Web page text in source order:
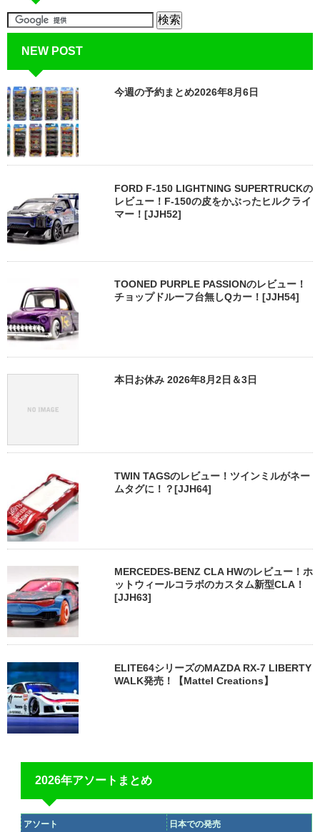
NEW POST
今週の予約まとめ2026年8月6日
FORD F-150 LIGHTNING SUPERTRUCKの
レビュー！F-150の皮をかぶったヒルクライ
マー！[JJH52]
TOONED PURPLE PASSIONのレビュー！
チョップドルーフ台無しQカー！[JJH54]
本日お休み 2026年8月2日＆3日
TWIN TAGSのレビュー！ツインミルがネー
ムタグに！？[JJH64]
MERCEDES-BENZ CLA HWのレビュー！ホ
ットウィールコラボのカスタム新型CLA！
[JJH63]
ELITE64シリーズのMAZDA RX-7 LIBERTY
WALK発売！【Mattel Creations】
2026年アソートまとめ
アソート 日本での発売